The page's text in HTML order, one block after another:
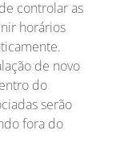
controlar as
horários
de novo
do
serão
fora do